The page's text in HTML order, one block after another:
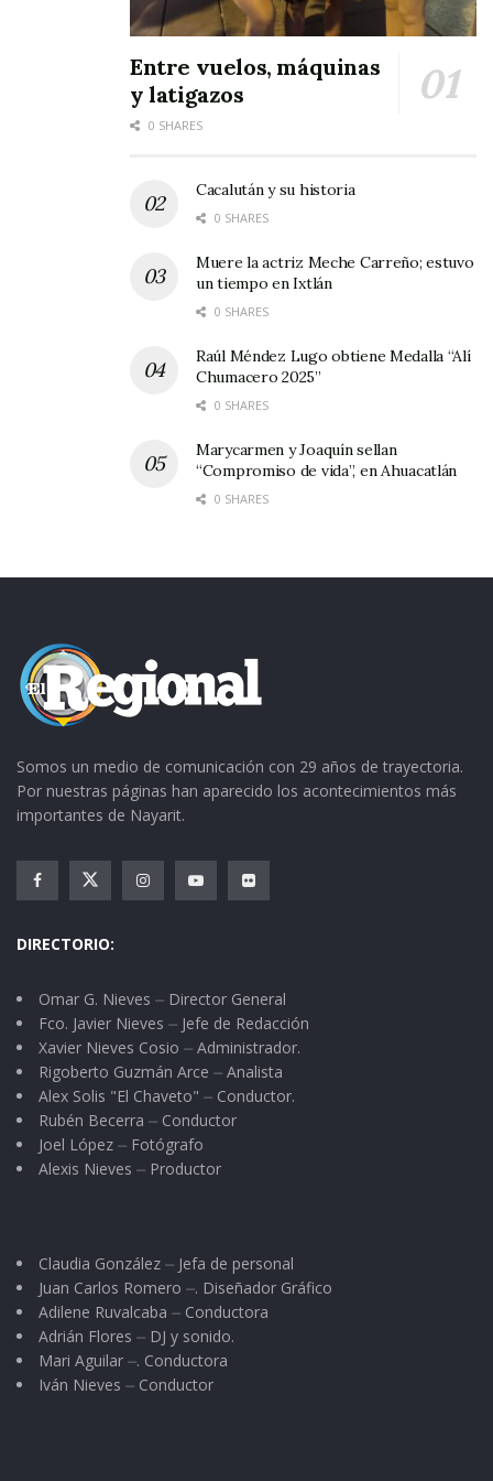
música a alto volumen, fumar o maquillarse
mientras se maneja, entre otras cosas.
SONY DSC
Entre vuelos, máquinas
y latigazos
0 SHARES
Cacalután y su historia
0 SHARES
Muere la actriz Meche Carreño; estuvo
un tiempo en Ixtlán
0 SHARES
Raúl Méndez Lugo obtiene Medalla “Alí
Chumacero 2025”
0 SHARES
Marycarmen y Joaquín sellan
“Compromiso de vida”, en Ahuacatlán
0 SHARES
Somos un medio de comunicación con 29 años de trayectoria.
Por nuestras páginas han aparecido los acontecimientos más
importantes de Nayarit.
DIRECTORIO:
Omar G. Nieves ⏤ Director General
Fco. Javier Nieves ⏤ Jefe de Redacción
Xavier Nieves Cosio ⏤ Administrador.
Rigoberto Guzmán Arce ⏤ Analista
Alex Solis "El Chaveto" ⏤ Conductor.
Rubén Becerra ⏤ Conductor
Joel López ⏤ Fotógrafo
Alexis Nieves ⏤ Productor
Claudia González ⏤ Jefa de personal
Juan Carlos Romero ⏤. Diseñador Gráfico
Adilene Ruvalcaba ⏤ Conductora
Adrián Flores ⏤ DJ y sonido.
Mari Aguilar ⏤. Conductora
Iván Nieves ⏤ Conductor